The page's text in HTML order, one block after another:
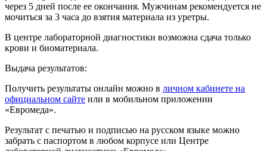
через 5 дней после ее окончания. Мужчинам рекомендуется не
мочиться за 3 часа до взятия материала из уретры.
В центре лабораторной диагностики возможна сдача только
крови и биоматериала.
Выдача результатов:
Получить результаты онлайн можно в личном кабинете на
официальном сайте или в мобильном приложении
«Евромеда».
Результат с печатью и подписью на русском языке можно
забрать с паспортом в любом корпусе или Центре